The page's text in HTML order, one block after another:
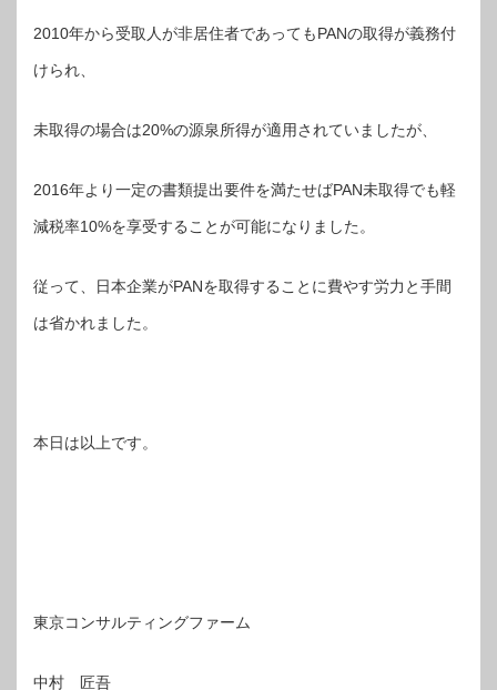
2010年から受取人が非居住者であってもPANの取得が義務付
けられ、
未取得の場合は20%の源泉所得が適用されていましたが、
2016年より一定の書類提出要件を満たせばPAN未取得でも軽
減税率10%を享受することが可能になりました。
従って、日本企業がPANを取得することに費やす労力と手間
は省かれました。
本日は以上です。
東京コンサルティングファーム
中村 匠吾